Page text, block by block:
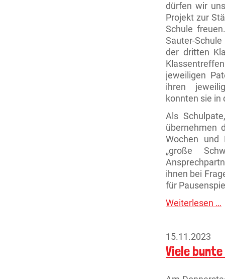
dürfen wir
Projekt zur
Schule
Sauter-
der dritten
jeweiligen
ihren
konnten sie
Als
übernehmen
Wochen und
„große
ihnen bei
für
Weiterlesen …
15.11.2023
Viele